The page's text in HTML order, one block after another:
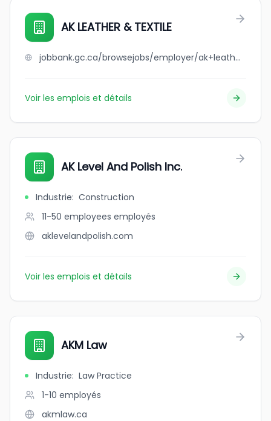
AK LEATHER & TEXTILE
jobbank.gc.ca/browsejobs/employer/ak+leather+%26+textile/ca
Voir les emplois et détails
AK Level And Polish Inc.
Industrie: Construction
11-50 employees employés
aklevelandpolish.com
Voir les emplois et détails
AKM Law
Industrie: Law Practice
1-10 employés
akmlaw.ca